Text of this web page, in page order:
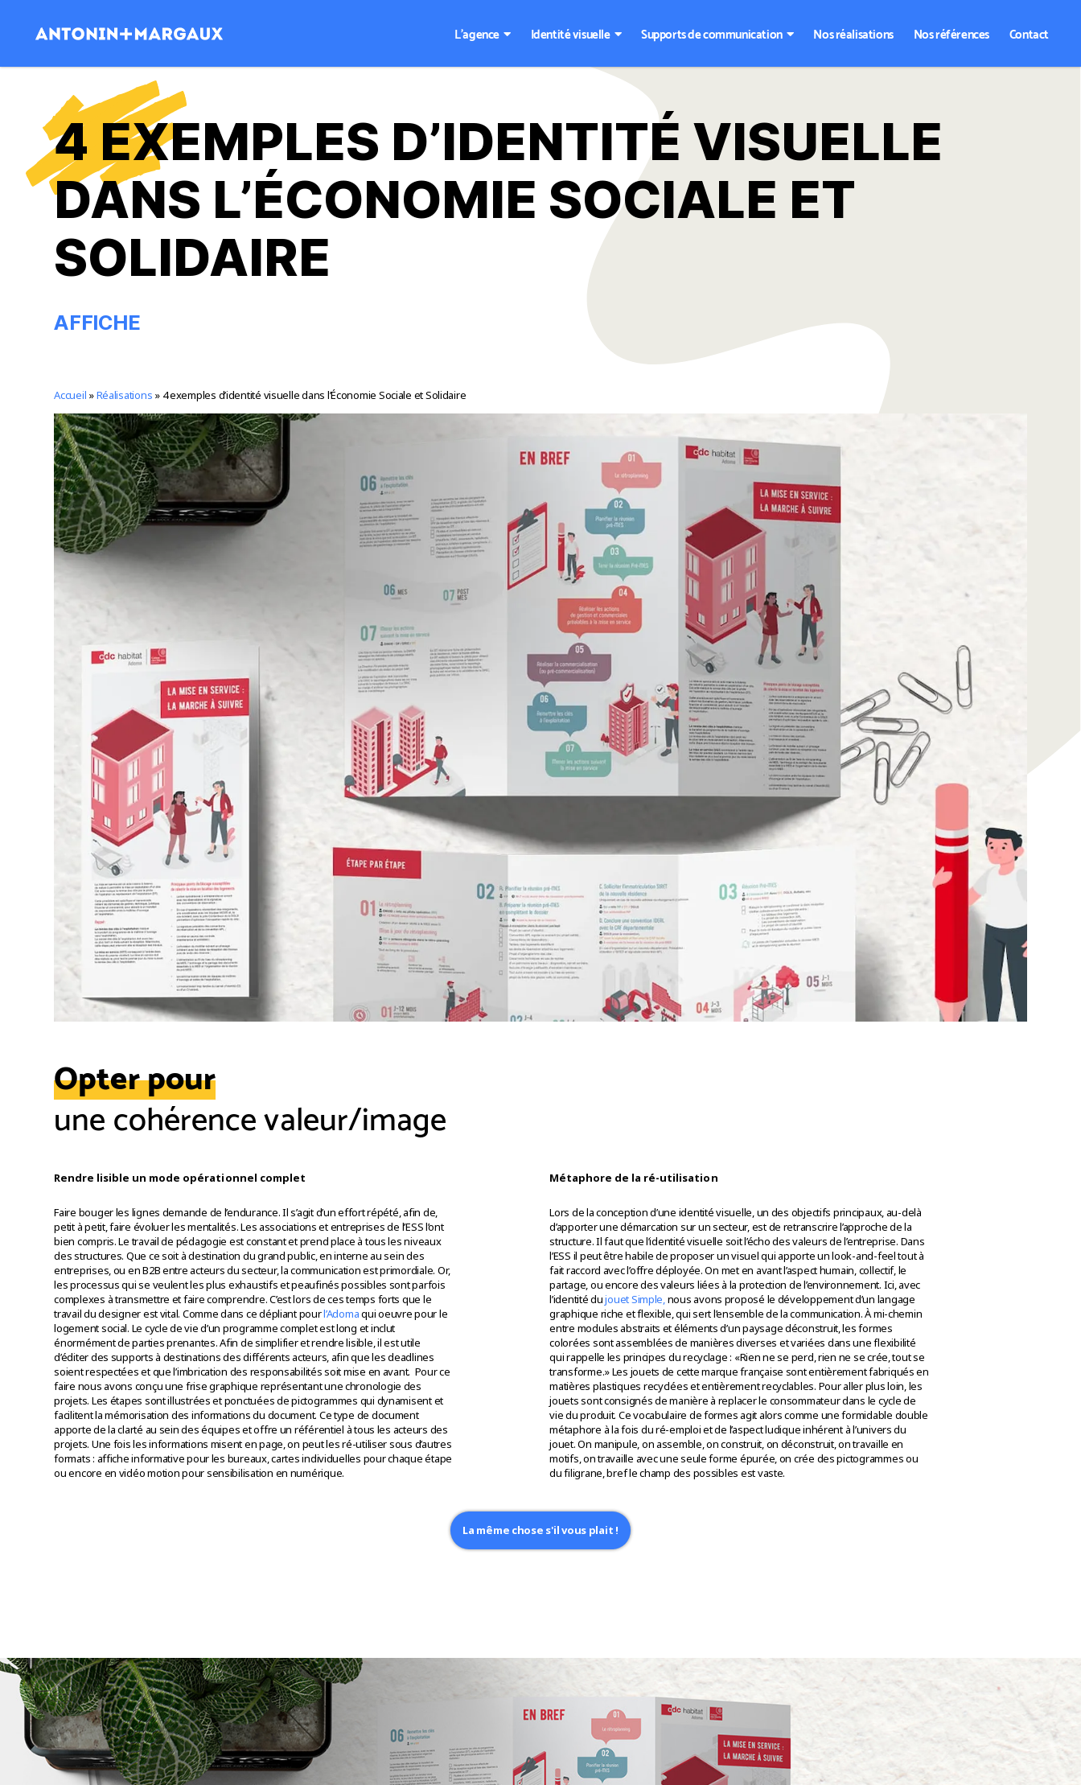
L’agence Identité visuelle Supports de communication Nos réalisations Nos références Contact
4 EXEMPLES D’IDENTITÉ VISUELLE
DANS L’ÉCONOMIE SOCIALE ET
SOLIDAIRE
AFFICHE
Accueil »Réalisations » 4 exemples d’identité visuelle dans l’Économie Sociale et Solidaire
Opter pour
une cohérence valeur/image
Rendre lisible un mode opérationnel complet
Faire bouger les lignes demande de l’endurance. Il s’agit d’un effort répété, afin de,
petit à petit, faire évoluer les mentalités. Les associations et entreprises de l’ESS l’ont
bien compris. Le travail de pédagogie est constant et prend place à tous les niveaux
des structures. Que ce soit à destination du grand public, en interne au sein des
entreprises, ou en B2B entre acteurs du secteur, la communication est primordiale. Or,
les processus qui se veulent les plus exhaustifs et peaufinés possibles sont parfois
complexes à transmettre et faire comprendre. C’est lors de ces temps forts que le
travail du designer est vital. Comme dans ce dépliant pourl’Adomaqui oeuvre pour le
logement social. Le cycle de vie d’un programme complet est long et inclut
énormément de parties prenantes. Afin de simplifier et rendre lisible, il est utile
d’éditer des supports à destinations des différents acteurs, afin que les deadlines
soient respectées et que l’imbrication des responsabilités soit mise en avant. Pour ce
faire nous avons conçu une frise graphique représentant une chronologie des
projets. Les étapes sont illustrées et ponctuées de pictogrammes qui dynamisent et
facilitent la mémorisation des informations du document. Ce type de document
apporte de la clarté au sein des équipes et offre un référentiel à tous les acteurs des
projets. Une fois les informations misent en page, on peut les ré-utiliser sous d’autres
formats : affiche informative pour les bureaux, cartes individuelles pour chaque étape
ou encore en vidéo motion pour sensibilisation en numérique.
Métaphore de la ré-utilisation
Lors de la conception d’une identité visuelle, un des objectifs principaux, au-delà
d’apporter une démarcation sur un secteur, est de retranscrire l’approche de la
structure. Il faut que l’identité visuelle soit l’écho des valeurs de l’entreprise. Dans
l’ESS il peut être habile de proposer un visuel qui apporte un look-and-feel tout à
fait raccord avec l’offre déployée. On met en avant l’aspect humain, collectif, le
partage, ou encore des valeurs liées à la protection de l’environnement. Ici, avec
l’identité dujouet Simple,nous avons proposé le développement d’un langage
graphique riche et flexible, qui sert l’ensemble de la communication. À mi-chemin
entre modules abstraits et éléments d’un paysage déconstruit, les formes
colorées sont assemblées de manières diverses et variées dans une flexibilité
qui rappelle les principes du recyclage : «Rien ne se perd, rien ne se crée, tout se
transforme.» Les jouets de cette marque française sont entièrement fabriqués en
matières plastiques recyclées et entièrement recyclables. Pour aller plus loin, les
jouets sont consignés de manière à replacer le consommateur dans le cycle de
vie du produit. Ce vocabulaire de formes agit alors comme une formidable double
métaphore à la fois du ré-emploi et de l’aspect ludique inhérent à l’univers du
jouet. On manipule, on assemble, on construit, on déconstruit, on travaille en
motifs, on travaille avec une seule forme épurée, on crée des pictogrammes ou
du filigrane, bref le champ des possibles est vaste.
La même chose s'il vous plait !